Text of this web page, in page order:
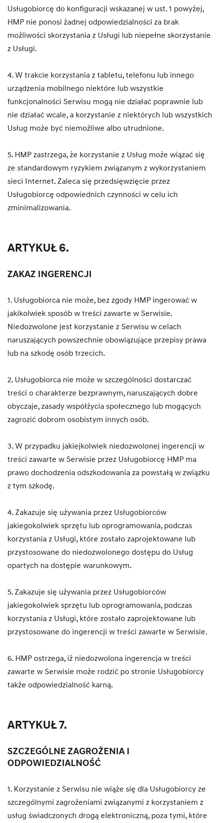
Usługobiorcę do konfiguracji wskazanej w ust. 1 powyżej,
HMP nie ponosi żadnej odpowiedzialności za brak
możliwości skorzystania z Usługi lub niepełne skorzystanie
z Usługi.
4. W trakcie korzystania z tabletu, telefonu lub innego
urządzenia mobilnego niektóre lub wszystkie
funkcjonalności Serwisu mogą nie działać poprawnie lub
nie działać wcale, a korzystanie z niektórych lub wszystkich
Usług może być niemożliwe albo utrudnione.
5. HMP zastrzega, że korzystanie z Usług może wiązać się
ze standardowym ryzykiem związanym z wykorzystaniem
sieci Internet. Zaleca się przedsięwzięcie przez
Usługobiorcę odpowiednich czynności w celu ich
zminimalizowania.
ARTYKUŁ 6.
ZAKAZ INGERENCJI
1. Usługobiorca nie może, bez zgody HMP ingerować w
jakikolwiek sposób w treści zawarte w Serwisie.
Niedozwolone jest korzystanie z Serwisu w celach
naruszających powszechnie obowiązujące przepisy prawa
lub na szkodę osób trzecich.
2. Usługobiorca nie może w szczególności dostarczać
treści o charakterze bezprawnym, naruszających dobre
obyczaje, zasady współżycia społecznego lub mogących
zagrozić dobrom osobistym innych osób.
3. W przypadku jakiejkolwiek niedozwolonej ingerencji w
treści zawarte w Serwisie przez Usługobiorcę HMP ma
prawo dochodzenia odszkodowania za powstałą w związku
z tym szkodę.
4. Zakazuje się używania przez Usługobiorców
jakiegokolwiek sprzętu lub oprogramowania, podczas
korzystania z Usługi, które zostało zaprojektowane lub
przystosowane do niedozwolonego dostępu do Usług
opartych na dostępie warunkowym.
5. Zakazuje się używania przez Usługobiorców
jakiegokolwiek sprzętu lub oprogramowania, podczas
korzystania z Usługi, które zostało zaprojektowane lub
przystosowane do ingerencji w treści zawarte w Serwisie.
6. HMP ostrzega, iż niedozwolona ingerencja w treści
zawarte w Serwisie może rodzić po stronie Usługobiorcy
także odpowiedzialność karną.
ARTYKUŁ 7.
SZCZEGÓLNE ZAGROŻENIA I
ODPOWIEDZIALNOŚĆ
1. Korzystanie z Serwisu nie wiąże się dla Usługobiorcy ze
szczególnymi zagrożeniami związanymi z korzystaniem z
usług świadczonych drogą elektroniczną, poza tymi, które